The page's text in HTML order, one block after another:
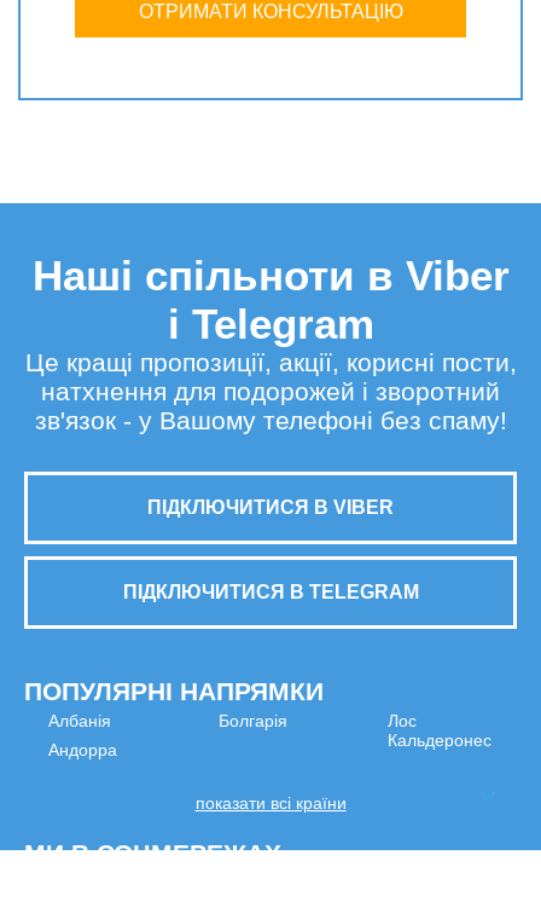
ОТРИМАТИ КОНСУЛЬТАЦІЮ
Наші спільноти в Viber
і Telegram
Це кращі пропозиції, акції, корисні пости,
натхнення для подорожей і зворотний
зв'язок - у Вашому телефоні без спаму!
ПІДКЛЮЧИТИСЯ В VIBER
ПІДКЛЮЧИТИСЯ В TELEGRAM
ПОПУЛЯРНІ НАПРЯМКИ
Албанія
Андорра
Болгарія
Лос
Кальдеронес
показати всі країни
МИ В СОЦМЕРЕЖАХ